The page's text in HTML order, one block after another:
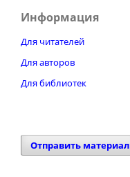
Информация
Для читателей
Для авторов
Для библиотек
Отправить материал